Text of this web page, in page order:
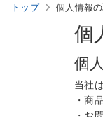
トップ 個人情報
個
個
当社
・商